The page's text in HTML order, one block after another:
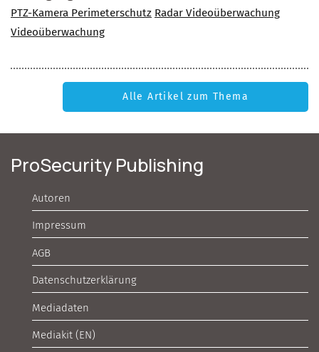
PTZ-Kamera Perimeterschutz Radar Videoüberwachung
Videoüberwachung
Alle Artikel zum Thema
ProSecurity Publishing
Autoren
Impressum
AGB
Datenschutzerklärung
Mediadaten
Mediakit (EN)